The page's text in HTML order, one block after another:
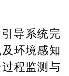
导系统完
环境感知
程监测与